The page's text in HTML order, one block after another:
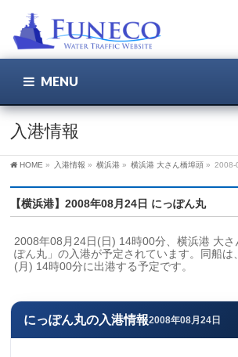
MENU
入港情報
HOME » 入港情報 » 横浜港 » 横浜港 大さん橋埠頭 » 2008-
【横浜港】2008年08月24日 にっぽん丸
2008年08月24日(日) 14時00分、横浜港 大さ
ぽん丸」の入港が予定されています。同船は
(月) 14時00分に出港する予定です。
にっぽん丸の入港情報2008年08月24日
ユーザー名 / メール
ログイン状態を保持
新規登録 パスワードを忘れた方